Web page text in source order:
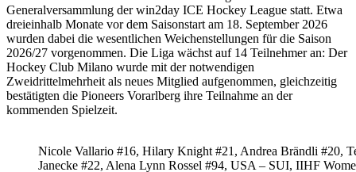
Generalversammlung der win2day ICE Hockey League statt. Etwa
dreieinhalb Monate vor dem Saisonstart am 18. September 2026
wurden dabei die wesentlichen Weichenstellungen für die Saison
2026/27 vorgenommen. Die Liga wächst auf 14 Teilnehmer an: Der
Hockey Club Milano wurde mit der notwendigen
Zweidrittelmehrheit als neues Mitglied aufgenommen, gleichzeitig
bestätigten die Pioneers Vorarlberg ihre Teilnahme an der
kommenden Spielzeit.
Nicole Vallario #16, Hilary Knight #21, Andrea Brändli #20,
Janecke #22, Alena Lynn Rossel #94, USA – SUI, IIHF